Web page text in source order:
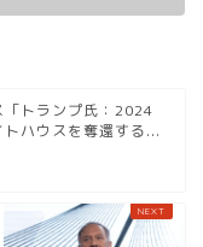
「トランプ氏：2024
ハウスを奪還する...